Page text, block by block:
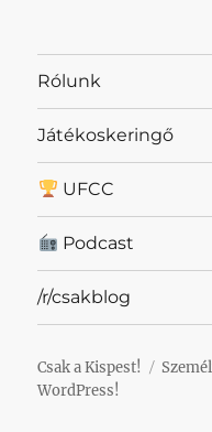
Rólunk
Játékoskeringő
UFCC
Podcast
/r/csakblog
Csak a Kispest!
WordPress!